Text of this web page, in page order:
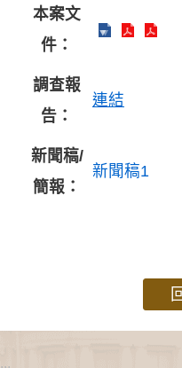
本案文
件：
調查報
告：
連結
新聞稿/
簡報：
新聞稿1